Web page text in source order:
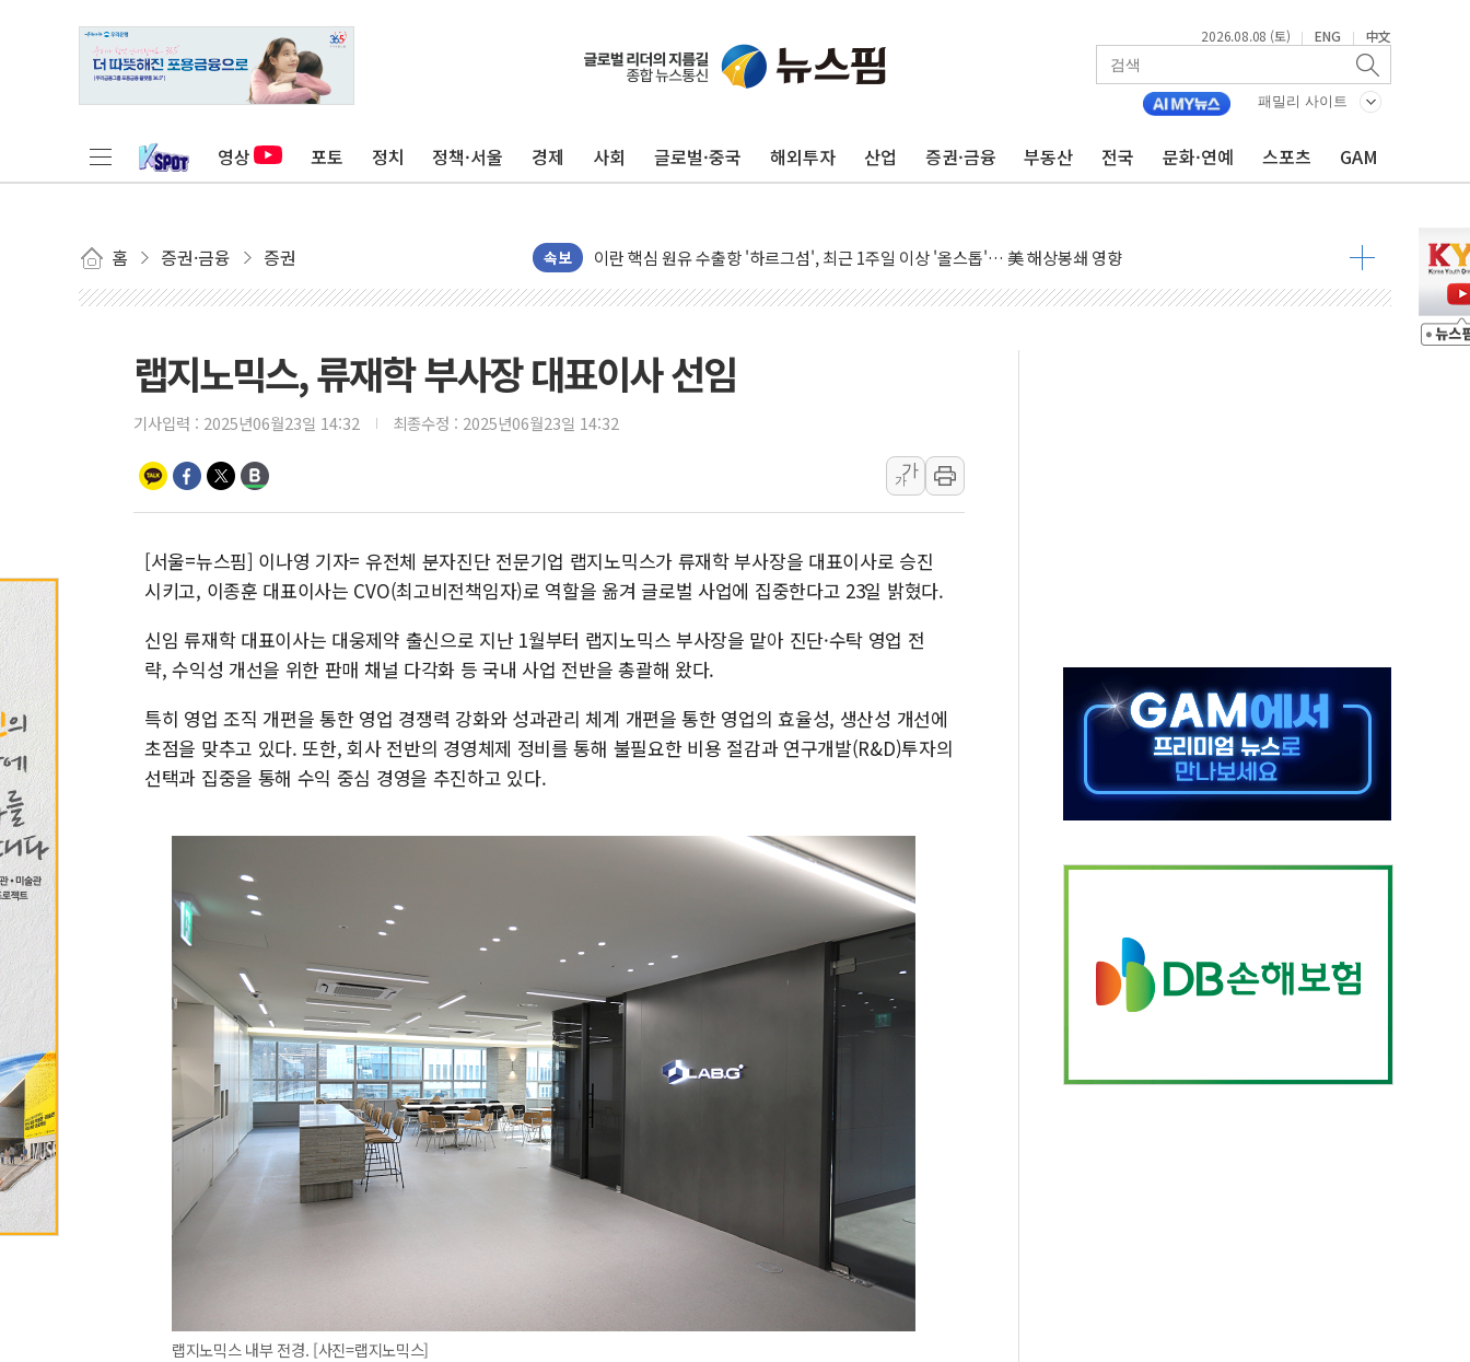
2026.08.08 (토) | ENG | 中文
패밀리 사이트
영상 포토 정치 정책·서울 경제 사회 글로벌·중국 해외투자 산업 증권·금융 부동산 전국 문화·연예 스포츠 GAM
홈 증권·금융 증권 속보
유럽증시, 美 고용 예상 밖 부진에 연준 금리 인상 가능성 낮아지며 상승… STOXX 600 지수는 나흘 연속 최고치
미 연준 매파 기세 꺾이나…고용 감소에 9월 동결 전망 우세
트럼프, 백신·자폐증 행정명령 검토…"이르면 다음 주"
美 항소법원, 백악관 무도회장 공사 중단 명령…트럼프 제동
美 고용 쇼크에 엔화 장중 급등…시장은 "또 개입했나" 촉각
[AI MY 뉴스] 뉴욕 반도체주 프리뷰...美 고용 쇼크에 반도체주 '활짝'
[종합] 美 7월 고용 2만3000명 감소 '쇼크'…9월 금리 인상 기대 후퇴
[사진] 이슬람 수니파 3개국, 공동방위협정 체결
뉴욕증시 개장 전 특징주...아틀라시안·클라우드플레어·태양광주↑ VS 트레이드데스크·웬디스↓
보훈부, 미 DPAA와 MOU… "6·25 미군 실종자 7359명 끝까지 찾겠다"
트럼프 "금리 내려야"…파월 때와 달리 워시엔 톤 낮춰
특정 정치인 측근 포항시 정책특보 내정설...포항시 '시끌'
李 "해남 태양광, 대한민국 다음 100년 밑거름…수도권 집중 완화 전환점"
李 대통령, '6시간 마라톤 부동산 2차 회의' 주재… "전폭적 공급 확대·속도전 총력"
[사진] 빈살만과 에르도안의 만남
이란와이어 "이란 최고지도자 위독…곧 사망해도 놀랍지 않아"
랩지노믹스, 류재학 부사장 대표이사 선임
기사입력 : 2025년06월23일 14:32 최종수정 : 2025년06월23일 14:32
가
가
[서울=뉴스핌] 이나영 기자= 유전체 분자진단 전문기업 랩지노믹스가 류재학 부사장을 대표이사로 승진
시키고, 이종훈 대표이사는 CVO(최고비전책임자)로 역할을 옮겨 글로벌 사업에 집중한다고 23일 밝혔다.
신임 류재학 대표이사는 대웅제약 출신으로 지난 1월부터 랩지노믹스 부사장을 맡아 진단·수탁 영업 전
략, 수익성 개선을 위한 판매 채널 다각화 등 국내 사업 전반을 총괄해 왔다.
특히 영업 조직 개편을 통한 영업 경쟁력 강화와 성과관리 체계 개편을 통한 영업의 효율성, 생산성 개선에
초점을 맞추고 있다. 또한, 회사 전반의 경영체제 정비를 통해 불필요한 비용 절감과 연구개발(R&D)투자의
선택과 집중을 통해 수익 중심 경영을 추진하고 있다.
랩지노믹스 내부 전경. [사진=랩지노믹스]